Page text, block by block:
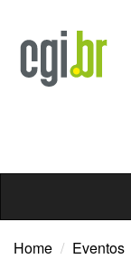
conteúdo
Home Eventos